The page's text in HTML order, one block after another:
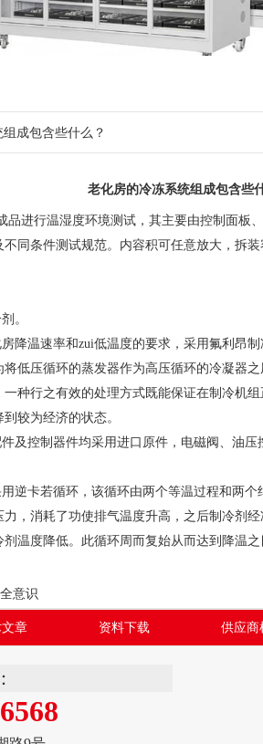
成包含些什么？
老化房的冷冻系统组成包含些
品进行温湿度环境测试，其主要由控制面板
同条件测试规范。内容积可任意放大，拆
。
温速率和zui低温度的要求，采用氟利昂
低压循环的蒸发器作为高压循环的冷凝器之
行之有效的处理方式既能保证在制冷机组
较为经济的状态。
及控制器件均采用进口原件，电磁阀、油压
卡若循环，该循环由两个等温过程和两个
消耗了功使排气温度升高，之后制冷剂经
温度降低。此循环周而复始从而达到降温之
意识
章 资料下载 供应商